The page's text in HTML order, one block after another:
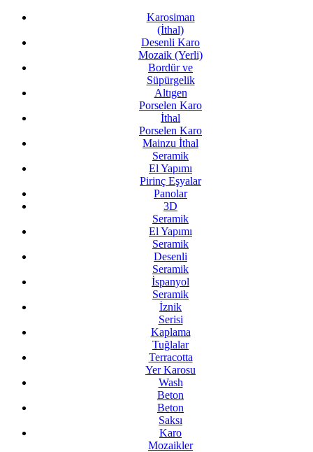
Karosiman
(İthal)
Desenli Karo
Mozaik (Yerli)
Bordür ve
Süpürgelik
Altıgen
Porselen Karo
İthal
Porselen Karo
Mainzu İthal
Seramik
El Yapımı
Pirinç Eşyalar
Panolar
3D
Seramik
El Yapımı
Seramik
Desenli
Seramik
İspanyol
Seramik
İznik
Serisi
Kaplama
Tuğlalar
Terracotta
Yer Karosu
Wash
Beton
Beton
Saksı
Karo
Mozaikler